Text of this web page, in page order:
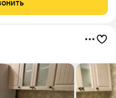
центр, лес для